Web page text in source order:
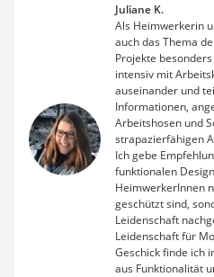
Juliane K.
Als Heimwerkerin
auch das Thema
Projekte
intensiv mit
auseinander und
Informationen,
Arbeitshosen und
strapazierfähigen
Ich gebe
funktionalen
HeimwerkerInnen
geschützt sind,
Leidenschaft
Leidenschaft für
Geschick finde ich
aus Funktionalität